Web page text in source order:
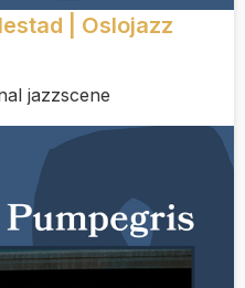
| Oslojazz
jazzscene